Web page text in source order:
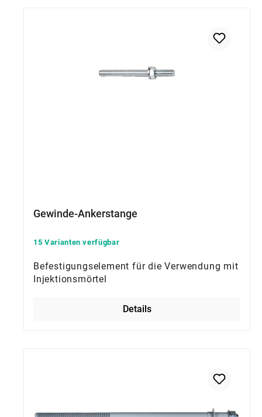
Gewinde-Ankerstange
15 Varianten verfügbar
Befestigungselement für die Verwendung mit
Injektionsmörtel
Details